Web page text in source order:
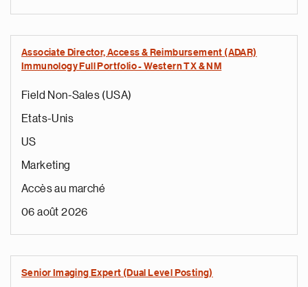
Associate Director, Access & Reimbursement (ADAR)
Immunology Full Portfolio - Western TX & NM
Field Non-Sales (USA)
Etats-Unis
US
Marketing
Accès au marché
06 août 2026
Senior Imaging Expert (Dual Level Posting)